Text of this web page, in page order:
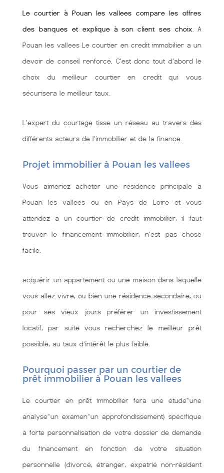
Le courtier à Pouan les vallees compare les offres
des banques et explique à son client ses choix . A
Pouan les vallees Le courtier en credit immobilier a un
devoir de conseil renforcé. C'est donc tout d'abord le
choix du meilleur courtier en credit qui vous
sécurisera le meilleur taux.
L'expert du courtage tisse un réseau au travers des
différents acteurs de l'immobilier et de la finance.
Projet immobilier à Pouan les vallees
Vous aimeriez acheter une résidence principale à
Pouan les vallees ou en Pays de Loire et vous
attendez à un courtier de credit immobilier, il faut
trouver le financement immobilier, n'est pas chose
facile.
acquérir un appartement ou une maison dans laquelle
vous allez vivre, ou bien une résidence secondaire, ou
pour ses vieux jours préférer un investissement
locatif, par suite vous recherchez le meilleur prêt
possible, au taux d’intérêt le plus faible.
Pourquoi passer par un courtier de
prêt immobilier à Pouan les vallees
Le courtier en prêt immobilier fera une étude~une
analyse~un examen~un approfondissement} spécifique
à forte personnalisation de votre dossier de demande
du financement en fonction de votre situation
personnelle (divorcé, étranger, expatrié non-résident